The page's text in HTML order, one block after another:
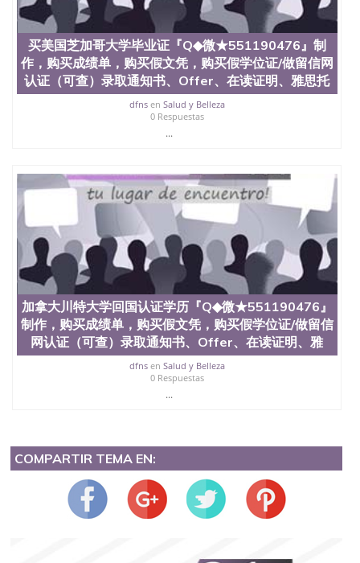
买美国芝加哥大学毕业证『Q◆微★551190476』制
作，购买成绩单，购买假文凭，购买假学位证/做留信网
认证（可查）录取通知书、Offer、在读证明、雅思托
dfnsen Salud y Belleza
0 Respuestas
...
加拿大川特大学回国认证学历『Q◆微★551190476』
制作，购买成绩单，购买假文凭，购买假学位证/做留信
网认证（可查）录取通知书、Offer、在读证明、雅
dfnsen Salud y Belleza
0 Respuestas
...
COMPARTIR TEMA EN: